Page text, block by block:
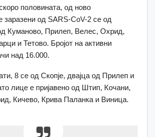
половината, од ново
заразени од SARS-CoV-2 се од
Куманово, Прилеп, Велес, Охрид,
и Тетово. Бројот на активни
над 16.000.
8 се од Скопје, двајца од Прилеп и
лице е пријавено од Штип, Кочани,
Кичево, Крива Паланка и Виница.